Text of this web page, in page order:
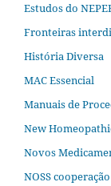
Estudos do
Fronteiras
História Diversa
MAC Essencial
Manuais de
New
Novos
NOSS